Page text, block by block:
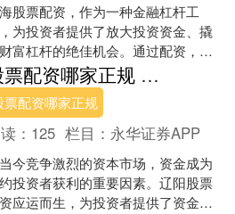
股票配资，作为一种金融杠杆工
为投资者提供了放大投资资金、撬
富杠杆的绝佳机会。通过配资，投
可以以较小的自有资金撬动更大的
，从而提高投资收益率。....
股票配资哪家正规 辽阳股票配资：助力资金放大，投资收益倍增
票配资哪家正规
： 125 栏目： 永华证券APP
今竞争激烈的资本市场，资金成为
投资者获利的重要因素。辽阳股票
应运而生，为投资者提供了资金放